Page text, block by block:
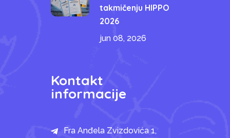
takmičenju HIPPO
2026
jun 08, 2026
Kontakt
informacije
Fra Anđela Zvizdovića 1,